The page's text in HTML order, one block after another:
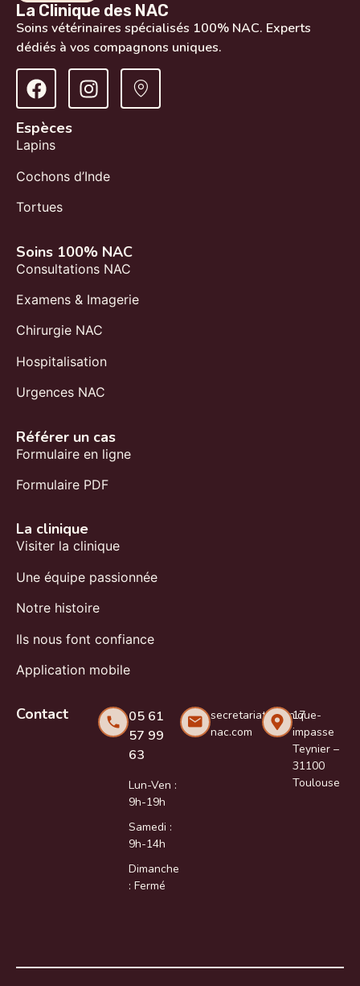
Soins vétérinaires spécialisés 100% NAC. Experts
dédiés à vos compagnons uniques.
La Clinique des NAC
Espèces
Lapins
Cochons d’Inde
Tortues
Soins 100% NAC
Consultations NAC
Examens & Imagerie
Chirurgie NAC
Hospitalisation
Urgences NAC
Référer un cas
Formulaire en ligne
Formulaire PDF
La clinique
Visiter la clinique
Une équipe passionnée
Notre histoire
Ils nous font confiance
Application mobile
Contact
05 61
57 99
63
Lun-Ven :
9h-19h
Samedi :
9h-14h
Dimanche
: Fermé
secretariat@clinique-
nac.com
17
impasse
Teynier –
31100
Toulouse